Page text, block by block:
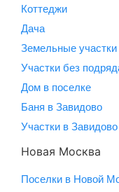
Коттеджи
Дача
Земельные участки
Участки без
Дом в поселке
Баня в Завидово
Участки в Завидово
Новая Москва
Поселки в Новой